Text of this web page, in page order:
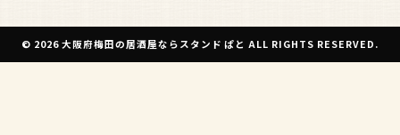
© 2026 大阪府梅田の居酒屋ならスタンド ぱと ALL RIGHTS RESERVED.